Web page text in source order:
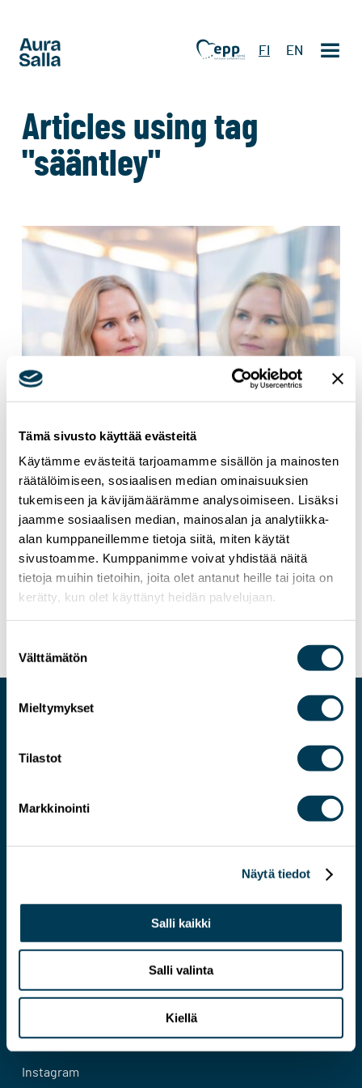
Tämä sivusto käyttää evästeitä
Käytämme evästeitä tarjoamamme sisällön ja mainosten
räätälöimiseen, sosiaalisen median ominaisuuksien
tukemiseen ja kävijämäärämme analysoimiseen. Lisäksi
jaamme sosiaalisen median, mainosalan ja analytiikka-
alan kumppaneillemme tietoja siitä, miten käytät
sivustoamme. Kumppanimme voivat yhdistää näitä
tietoja muihin tietoihin, joita olet antanut heille tai joita on
kerätty, kun olet käyttänyt heidän palvelujaan.
valinta
Välttämätön
Mieltymykset
Tilastot
Markkinointi
Näytä tiedot
Salli kaikki
Salli valinta
Kiellä
FI EN
Articles using tag
"sääntley"
13.5.2026 UUTISET
Mitä kuuluu EU-sääntelyn
yksinkertaistamiselle?
Järkevämmän EU:N asiantuntija
Yhteystiedot
Instagram